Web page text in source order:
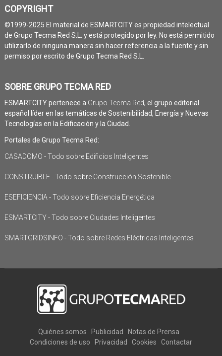
COPYRIGHT
©1999-2025 El material de ESMARTCITY es propiedad intelectual
de Grupo Tecma Red S.L. y está protegido por ley. No está permitido
utilizarlo de ninguna manera sin hacer referencia a la fuente y sin
permiso por escrito de Grupo Tecma Red S.L.
SOBRE GRUPO TECMA RED
ESMARTCITY pertenece a Grupo Tecma Red, el grupo editorial
español líder en las temáticas de Sostenibilidad, Energía y Nuevas
Tecnologías en la Edificación y la Ciudad.
Portales de Grupo Tecma Red:
CASADOMO - Todo sobre Edificios Inteligentes
CONSTRUIBLE - Todo sobre Construcción Sostenible
ESEFICIENCIA - Todo sobre Eficiencia Energética
ESMARTCITY - Todo sobre Ciudades Inteligentes
SMARTGRIDSINFO - Todo sobre Redes Eléctricas Inteligentes
Quiénes somos Publicidad
Notas de Prensa
Condiciones de uso
Privacidad Cookies Contactar